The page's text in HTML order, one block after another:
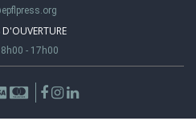
D'OUVERTURE
8h00 - 17h00